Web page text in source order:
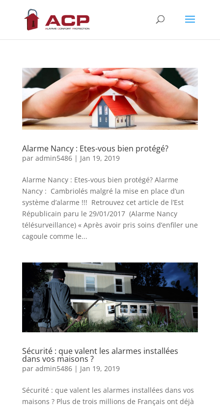
Alarme Nancy : Etes-vous bien protégé?
par admin5486| Jan 19, 2019
Alarme Nancy : Etes-vous bien protégé? Alarme
Nancy : Cambriolés malgré la mise en place d’un
système d’alarme !!! Retrouvez cet article de l’Est
Républicain paru le 29/01/2017 (Alarme Nancy
télésurveillance) « Après avoir pris soins d’enfiler une
cagoule comme le...
Sécurité : que valent les alarmes installées
dans vos maisons ?
par admin5486| Jan 19, 2019
Sécurité : que valent les alarmes installées dans vos
maisons ? Plus de trois millions de Français ont déjà